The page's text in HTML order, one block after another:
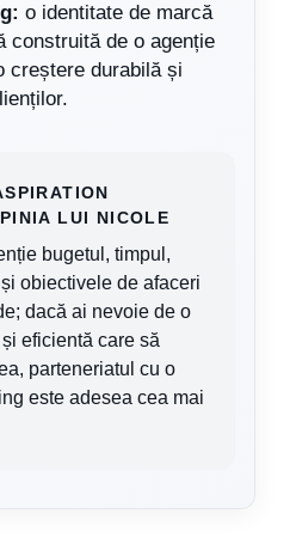
o identitate de marcă
construită de o agenție
creștere durabilă și
LUI NICOLE
bugetul, timpul,
obiectivele de afaceri
dacă ai nevoie de o
eficientă care să
parteneriatul cu o
este adesea cea mai